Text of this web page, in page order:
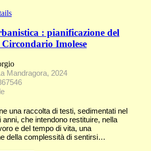
: pianificazione del
Imolese
Mandragora, 2024
una raccolta di testi, sedimentati nel
che intendono restituire, nella
e del tempo di vita, una
della complessità di sentirsi…